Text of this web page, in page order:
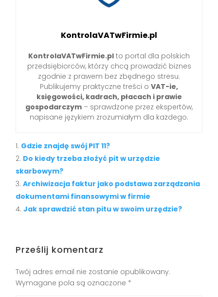
KontrolaVATwFirmie.pl
KontrolaVATwFirmie.pl to portal dla polskich
przedsiębiorców, którzy chcą prowadzić biznes
zgodnie z prawem bez zbędnego stresu.
Publikujemy praktyczne treści o VAT-ie,
księgowości, kadrach, płacach i prawie
gospodarczym – sprawdzone przez ekspertów,
napisane językiem zrozumiałym dla każdego.
Gdzie znajdę swój PIT 11?
Do kiedy trzeba złożyć pit w urzędzie
skarbowym?
Archiwizacja faktur jako podstawa zarządzania
dokumentami finansowymi w firmie
Jak sprawdzić stan pitu w swoim urzędzie?
Prześlij komentarz
Twój adres email nie zostanie opublikowany.
Wymagane pola są oznaczone *